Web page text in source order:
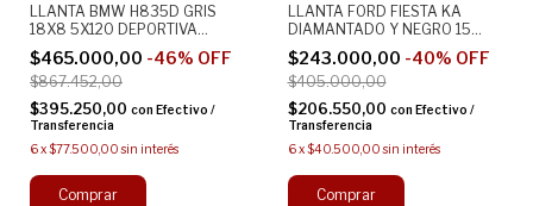
LLANTA BMW H835D GRIS
18X8 5X120 DEPORTIVA
ALEACION
$465.000,00 -46% OFF
$867.452,00
$395.250,00 con Efectivo /
Transferencia
6x$77.500,00 sin interés
LLANTA FORD FIESTA KA
DIAMANTADO Y NEGRO 15
4X108 RAMLOW P5010
DEPORTIVA
$243.000,00 -40% OFF
$405.000,00
$206.550,00 con Efectivo /
Transferencia
6 x$40.500,00 sin interés